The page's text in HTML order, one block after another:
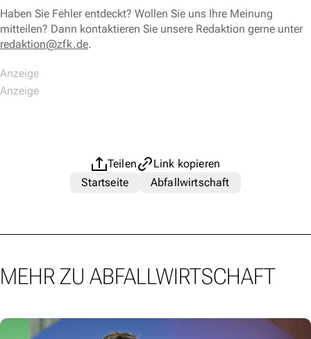
Haben Sie Fehler entdeckt? Wollen Sie uns Ihre Meinung
mitteilen? Dann kontaktieren Sie unsere Redaktion gerne unter
redaktion@zfk.de.
Teilen
Link kopieren
Startseite
Abfallwirtschaft
MEHR ZU ABFALLWIRTSCHAFT